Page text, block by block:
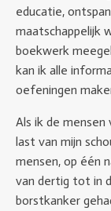
educatie,
maatschappelijk
boekwerk
kan ik alle
oefeningen
Als ik de
last van mijn
mensen, op één
van dertig tot in
borstkanker